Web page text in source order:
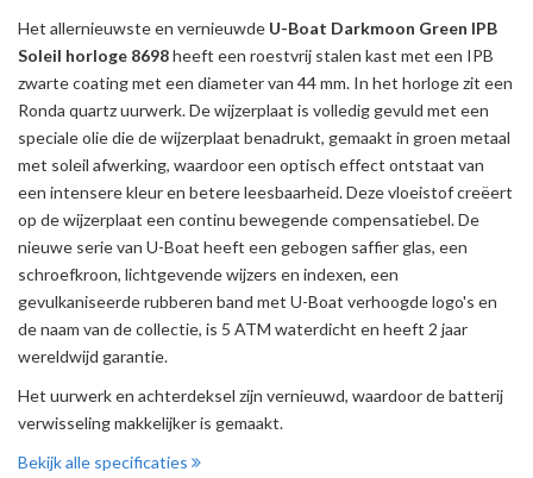
Het allernieuwste en vernieuwde U-Boat Darkmoon Green IPB
Soleil horloge 8698heeft een roestvrij stalen kast met een IPB
zwarte coating met een diameter van 44 mm. In het horloge zit een
Ronda quartz uurwerk. De wijzerplaat is volledig gevuld met een
speciale olie die de wijzerplaat benadrukt, gemaakt in groen metaal
met soleil afwerking, waardoor een optisch effect ontstaat van
een intensere kleur en betere leesbaarheid. Deze vloeistof creëert
op de wijzerplaat een continu bewegende compensatiebel. De
nieuwe serie van U-Boat heeft een gebogen saffier glas, een
schroefkroon, lichtgevende wijzers en indexen, een
gevulkaniseerde rubberen band met U-Boat verhoogde logo's en
de naam van de collectie, is 5 ATM waterdicht en heeft 2 jaar
wereldwijd garantie.
Het uurwerk en achterdeksel zijn vernieuwd, waardoor de batterij
verwisseling makkelijker is gemaakt.
Bekijk alle specificaties